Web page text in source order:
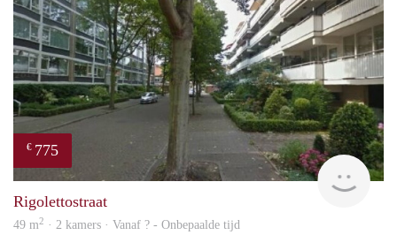
€ 775
Rigolettostraat
49 m2 · 2 kamers · Vanaf ? - Onbepaalde tijd